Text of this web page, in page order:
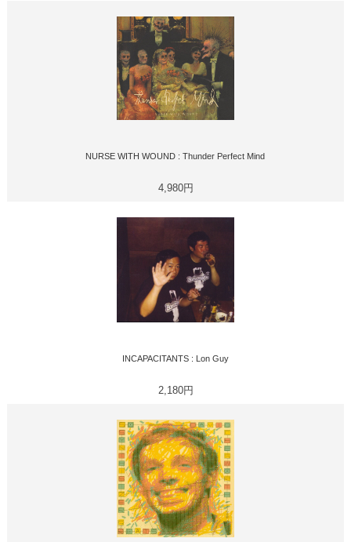
NURSE WITH WOUND : Thunder Perfect Mind
4,980円
INCAPACITANTS : Lon Guy
2,180円